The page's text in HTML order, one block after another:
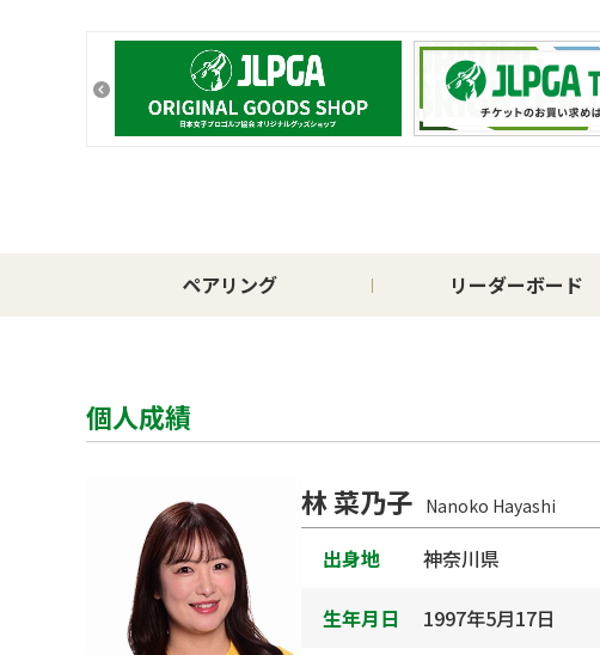
ペアリング リーダーボード
個人成績
林 菜乃子 Nanoko Hayashi
出身地 神奈川県
生年月日 1997年5月17日